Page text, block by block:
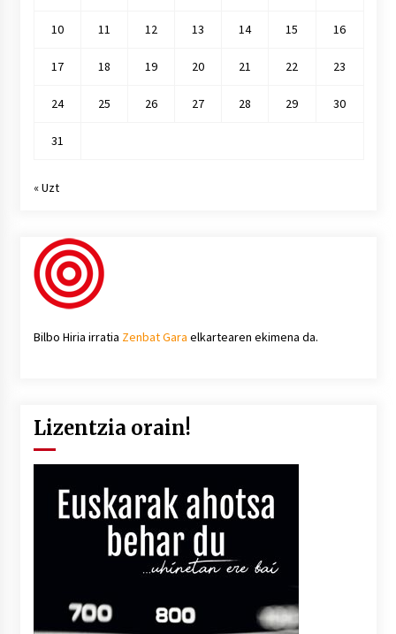
10 11 12 13 14 15 16
17 18 19 20 21 22 23
24 25 26 27 28 29 30
31
« Uzt
Bilbo Hiria irratia Zenbat Gara elkartearen ekimena da.
Lizentzia orain!